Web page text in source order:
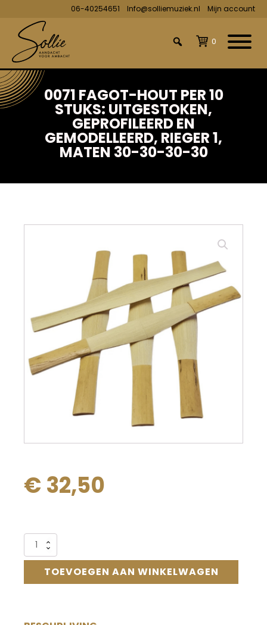
06-40254651 Info@solliemuziek.nl Mijn account
0
0071 FAGOT-HOUT PER 10
STUKS: UITGESTOKEN,
GEPROFILEERD EN
GEMODELLEERD, RIEGER 1,
MATEN 30-30-30-30
€ 32,50
0071
Fagot-
TOEVOEGEN AAN WINKELWAGEN
Alternative: